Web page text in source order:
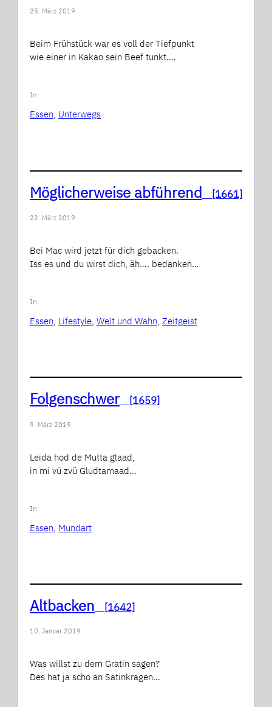
25. März 2019
Beim Frühstück war es voll der Tiefpunkt
wie einer in Kakao sein Beef tunkt….
In:
Essen, Unterwegs
Möglicherweise abführend [1661]
22. März 2019
Bei Mac wird jetzt für dich gebacken.
Iss es und du wirst dich, äh…. bedanken…
In:
Essen, Lifestyle, Welt und Wahn, Zeitgeist
Folgenschwer[1659]
9. März 2019
Leida hod de Mutta glaad,
in mi vü zvü Gludtamaad…
In:
Essen Mundart
Altbacken [1642]
10. Januar 2019
Was willst zu dem Gratin sagen?
Des hat ja scho an Satinkragen…